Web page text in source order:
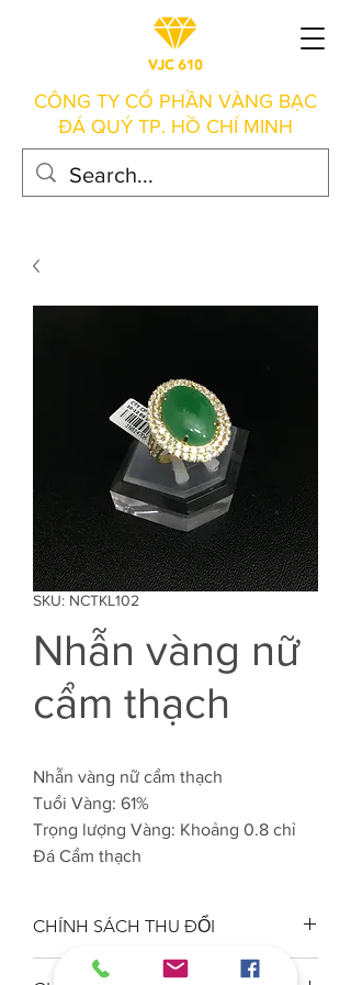
CÔNG TY CỔ PHẦN VÀNG BẠC
ĐÁ QUÝ TP. HỒ CHÍ MINH
SKU: NCTKL102
Nhẫn vàng nữ
cẩm thạch
Nhẫn vàng nữ cẩm thạch
Tuổi Vàng: 61%
Trọng lượng Vàng: Khoảng 0.8 chỉ
Đá Cẩm thạch
CHÍNH SÁCH THU ĐỔI
Công ty VJC 610 đảm bảo chất